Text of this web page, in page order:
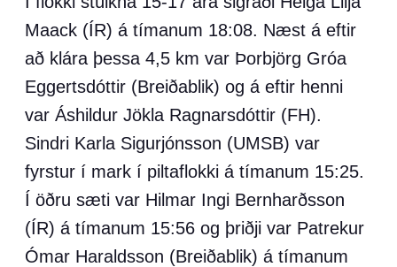
Maack (ÍR) á tímanum 18:08. Næst á eftir
að klára þessa 4,5 km var Þorbjörg Gróa
Eggertsdóttir (Breiðablik) og á eftir henni
var Áshildur Jökla Ragnarsdóttir (FH).
Sindri Karla Sigurjónsson (UMSB) var
fyrstur í mark í piltaflokki á tímanum 15:25.
Í öðru sæti var Hilmar Ingi Bernharðsson
(ÍR) á tímanum 15:56 og þriðji var Patrekur
Ómar Haraldsson (Breiðablik) á tímanum